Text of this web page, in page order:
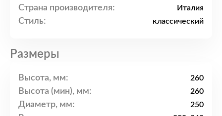
Страна производителя: Италия
Стиль: классический
Размеры
Высота, мм: 260
Высота (мин), мм: 260
Диаметр, мм: 250